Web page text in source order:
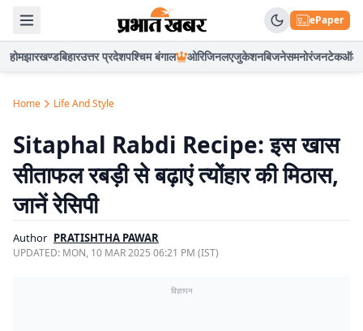
ePaper
होमझारखण्डबिहारउत्तर प्रदेशपश्चिम बंगाल ओरिजिनलएजुकेशनबिजनेसमनोरंजनटेकऑटो
Home Life And Style
Sitaphal Rabdi Recipe: इस खास
सीताफल रबड़ी से बढ़ाएं त्योंहार की मिठास,
जानें रेसिपी
Author PRATISHTHA PAWAR
UPDATED: MON, 10 MAR 2025 06:21 PM (IST)
विज्ञापन